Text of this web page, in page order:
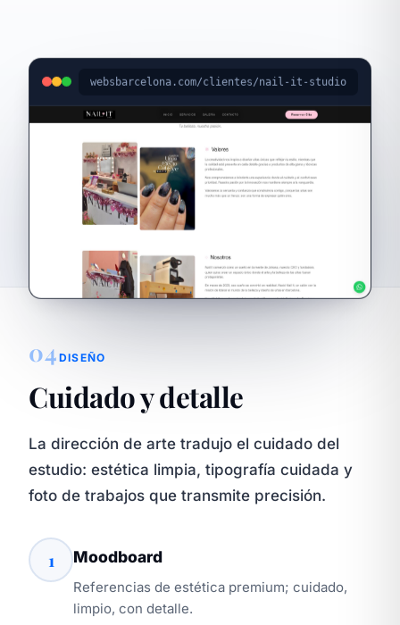
websbarcelona.com/clientes/nail-it-studio
04 DISEÑO
Cuidado y detalle
La dirección de arte tradujo el cuidado del
estudio: estética limpia, tipografía cuidada y
foto de trabajos que transmite precisión.
1 Moodboard
Referencias de estética premium; cuidado,
limpio, con detalle.